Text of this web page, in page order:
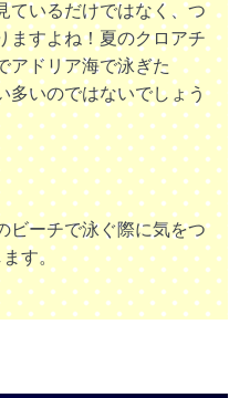
ているだけではなく、つ
ますよね！ 夏のクロアチ
アドリア海で泳ぎた
多いのではないでしょう
ビーチで泳ぐ際に気をつ
す。